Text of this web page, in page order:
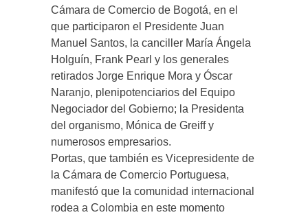
Cámara de Comercio de Bogotá, en el
que participaron el Presidente Juan
Manuel Santos, la canciller María Ángela
Holguín, Frank Pearl y los generales
retirados Jorge Enrique Mora y Óscar
Naranjo, plenipotenciarios del Equipo
Negociador del Gobierno; la Presidenta
del organismo, Mónica de Greiff y
numerosos empresarios.
Portas, que también es Vicepresidente de
la Cámara de Comercio Portuguesa,
manifestó que la comunidad internacional
rodea a Colombia en este momento